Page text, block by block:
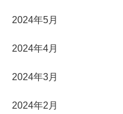
2024年5月
2024年4月
2024年3月
2024年2月